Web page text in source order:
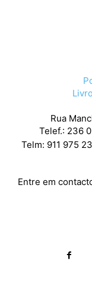
Rua
Telef.: 236
Telm: 911 975
Entre em